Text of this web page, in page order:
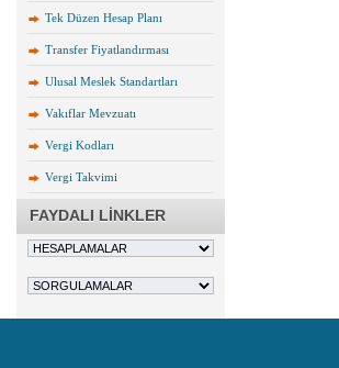
Tek Düzen Hesap Planı
Transfer Fiyatlandırması
Ulusal Meslek Standartları
Vakıflar Mevzuatı
Vergi Kodları
Vergi Takvimi
FAYDALI LİNKLER